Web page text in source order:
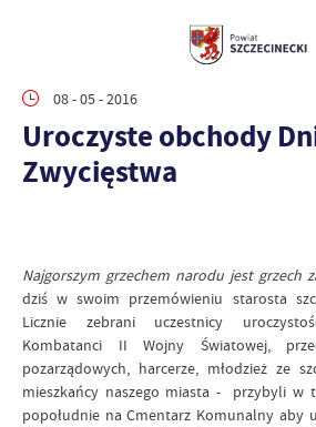
08 - 05 - 2016
Uroczyste obchody
Zwycięstwa
Najgorszym grzechem narodu jest grzech
dziś w swoim przemówieniu starosta
Licznie zebrani uczestnicy
Kombatanci II Wojny Światowej,
pozarządowych, harcerze, młodzież ze
mieszkańcy naszego miasta - przybyli w
popołudnie na Cmentarz Komunalny aby